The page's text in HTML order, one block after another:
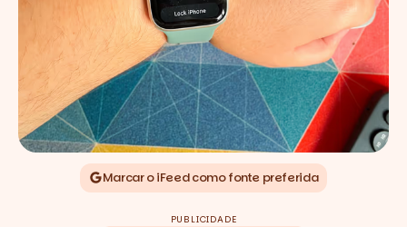
Marcar o iFeed como fonte preferida
PUBLICIDADE